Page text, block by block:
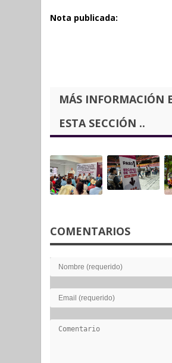
Nota publicada:
MÁS INFORMACIÓN
ESTA SECCIÓN ..
COMENTARIOS